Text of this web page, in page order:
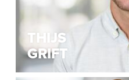
THIJS
GRIFT